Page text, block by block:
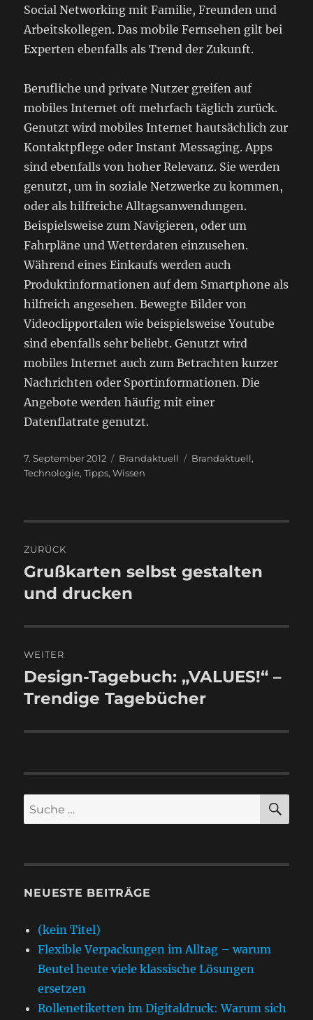
Social Networking mit Familie, Freunden und
Arbeitskollegen. Das mobile Fernsehen gilt bei
Experten ebenfalls als Trend der Zukunft.
Berufliche und private Nutzer greifen auf
mobiles Internet oft mehrfach täglich zurück.
Genutzt wird mobiles Internet hautsächlich zur
Kontaktpflege oder Instant Messaging. Apps
sind ebenfalls von hoher Relevanz. Sie werden
genutzt, um in soziale Netzwerke zu kommen,
oder als hilfreiche Alltagsanwendungen.
Beispielsweise zum Navigieren, oder um
Fahrpläne und Wetterdaten einzusehen.
Während eines Einkaufs werden auch
Produktinformationen auf dem Smartphone als
hilfreich angesehen. Bewegte Bilder von
Videoclipportalen wie beispielsweise Youtube
sind ebenfalls sehr beliebt. Genutzt wird
mobiles Internet auch zum Betrachten kurzer
Nachrichten oder Sportinformationen. Die
Angebote werden häufig mit einer
Datenflatrate genutzt.
Veröffentlicht
am
7. September 2012 Kategorien
Brandaktuell Schlagwörter
Brandaktuell,
Technologie,Tipps,Wissen
ZURÜCK
Vorheriger
Beitrag:
Grußkarten selbst gestalten
und drucken
WEITER
Nächster
Beitrag:
Design-Tagebuch: „VALUES!“ –
Trendige Tagebücher
Suche
nach:
NEUESTE BEITRÄGE
(kein Titel)
Flexible Verpackungen im Alltag – warum
Beutel heute viele klassische Lösungen
ersetzen
Rollenetiketten im Digitaldruck: Warum sich